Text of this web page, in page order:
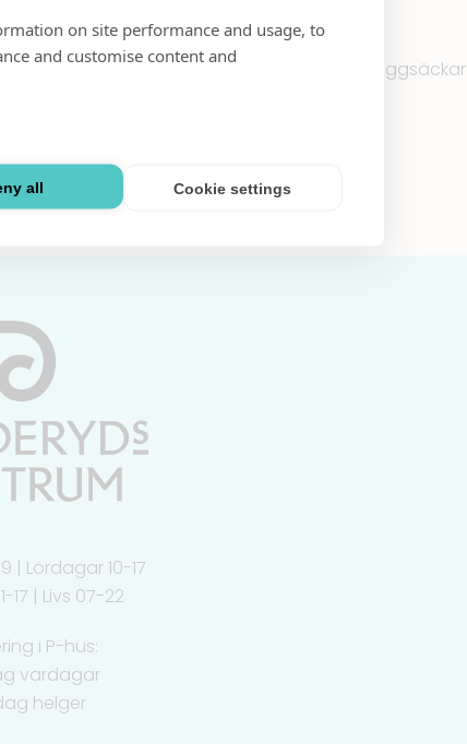
on site performance and usage, to
and customise content and
all Cookie settings
barnavdelning med leksaker, spel, böcker, ryggsäckar
utökas med lokalen intill i september.
| Lördagar 10-17
17 | Livs 07-22
i P-hus:
vardagar
helger